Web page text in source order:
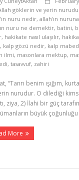
göklerin ve yerin
nuru nedir, allah'ın nuruna
nuru ne demektir, batini,
, hakikate nasıl ulaşılır,
, kalp gözü nedir, kalp
ilmi, masonlara mektup,
, tasavvuf, zahiri
“Tanrı benim ışığım,
nurudur. O dilediği
ziya, 2) İlahi bir güç
büyük çoğunluğu
More